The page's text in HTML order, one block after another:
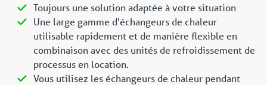
Toujours une solution adaptée à votre situation
Une large gamme d'échangeurs de chaleur
utilisable rapidement et de manière flexible en
combinaison avec des unités de refroidissement de
processus en location.
Vous utilisez les échangeurs de chaleur pendant